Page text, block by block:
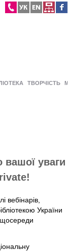
ТВОРЧІСТЬ
уваги
вебінарів,
України
щосереди